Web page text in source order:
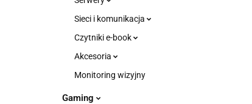
Sieci i komunikacja
Czytniki e-book
Akcesoria
Monitoring wizyjny
Gaming